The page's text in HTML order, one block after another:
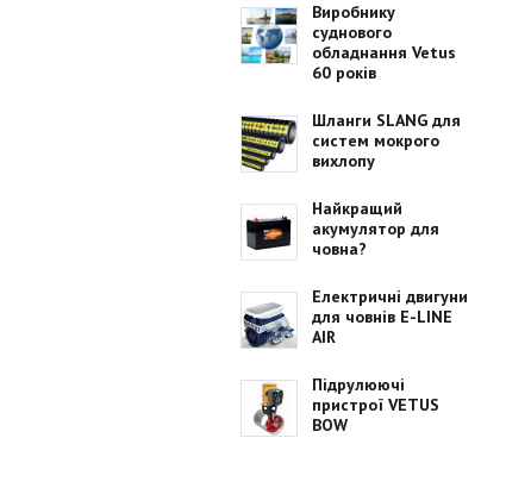
Виробнику
суднового
обладнання Vetus
60 років
Шланги SLANG для
систем мокрого
вихлопу
Найкращий
акумулятор для
човна?
Електричні двигуни
для човнів E-LINE
AIR
Підрулюючі
пристрої VETUS
BOW